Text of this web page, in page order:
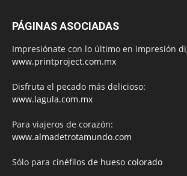
PÁGINAS ASOCIADAS
Impresiónate con lo último en impresión
www.printproject.com.mx
Disfruta el pecado más delicioso:
www.lagula.com.mx
Para viajeros de corazón:
www.almadetrotamundo.com
Sólo para cinéfilos de hueso colorado